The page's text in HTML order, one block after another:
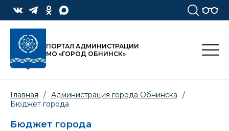
ПОРТАЛ АДМИНИСТРАЦИИ
МО «ГОРОД ОБНИНСК»
Главная / Администрация города Обнинска
/
Бюджет города
Бюджет города